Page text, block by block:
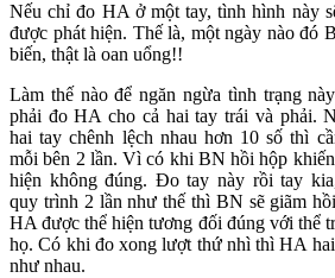
Nếu chỉ đo HA ở một tay, tình hình này
được phát hiện. Thế là, một ngày nào đó
biến, thật là oan uổng!!
Làm thế nào để ngăn ngừa tình trạng
phải đo HA cho cả hai tay trái và phải.
hai tay chênh lệch nhau hơn 10 số thì
mỗi bên 2 lần. Vì có khi BN hồi hộp
hiện không đúng. Đo tay này rồi tay
quy trình 2 lần như thế thì BN sẽ giãm
HA được thể hiện tương đối đúng với thể
họ. Có khi đo xong lượt thứ nhì thì HA
như nhau.